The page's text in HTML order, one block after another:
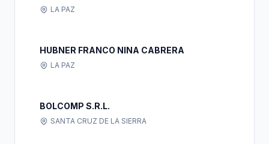
LA PAZ
HUBNER FRANCO NINA CABRERA
LA PAZ
BOLCOMP S.R.L.
SANTA CRUZ DE LA SIERRA